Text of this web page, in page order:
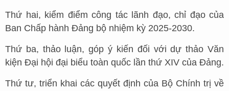
Thứ hai, kiểm điểm công tác lãnh đạo, chỉ đạo của
Ban Chấp hành Đảng bộ nhiệm kỳ 2025-2030.
Thứ ba, thảo luận, góp ý kiến đối với dự thảo Văn
kiện Đại hội đại biểu toàn quốc lần thứ XIV của Đảng.
Thứ tư, triển khai các quyết định của Bộ Chính trị về